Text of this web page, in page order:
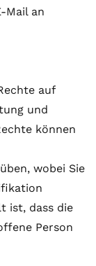
Mail an
auf
und
können
wobei Sie
ist, dass die
Person